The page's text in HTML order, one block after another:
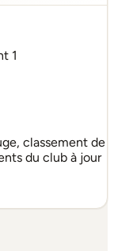
1
classement de
du club à jour